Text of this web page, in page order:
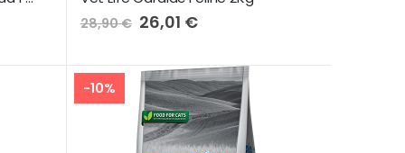
28,90 € Preço
Especial
26,01 €
-10%